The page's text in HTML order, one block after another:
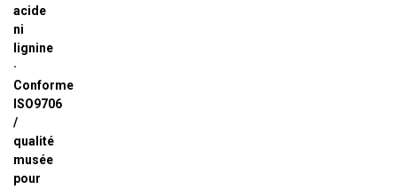
acide
ni
lignine
·
Conforme
ISO9706
/
qualité
musée
pour